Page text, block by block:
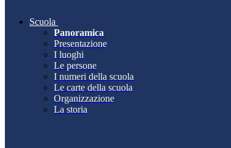
Scuola
Panoramica
Presentazione
I luoghi
Le persone
I numeri della scuola
Le carte della scuola
Organizzazione
La storia